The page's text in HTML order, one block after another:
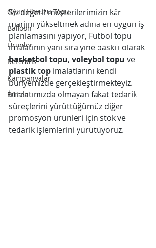
Oyun Havuzu Topu
Balloon
Ürünler
Referans
Kampanyalar
Bülten
Siz değerli müşterilerimizin kâr
marjını yükseltmek adına en uygun iş
planlamasını yapıyor, Futbol topu
imalatının yanı sıra yine baskılı olarak
basketbol topu, voleybol topu ve
plastik top imalatlarını kendi
bünyemizde gerçekleştirmekteyiz.
İmalatımızda olmayan fakat tedarik
süreçlerini yürüttüğümüz diğer
promosyon ürünleri için stok ve
tedarik işlemlerini yürütüyoruz.